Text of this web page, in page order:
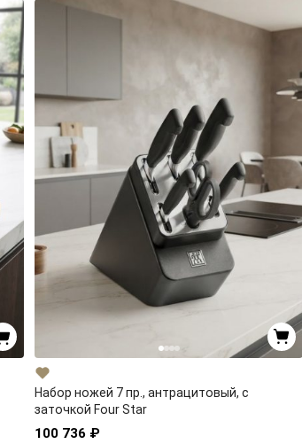
Набор ножей 7 пр., антрацитовый, с
заточкой Four Star
100 736 ₽